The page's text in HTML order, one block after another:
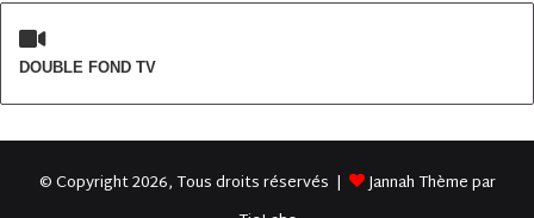
DOUBLE FOND TV
© Copyright 2026, Tous droits réservés |
Jannah Thème par